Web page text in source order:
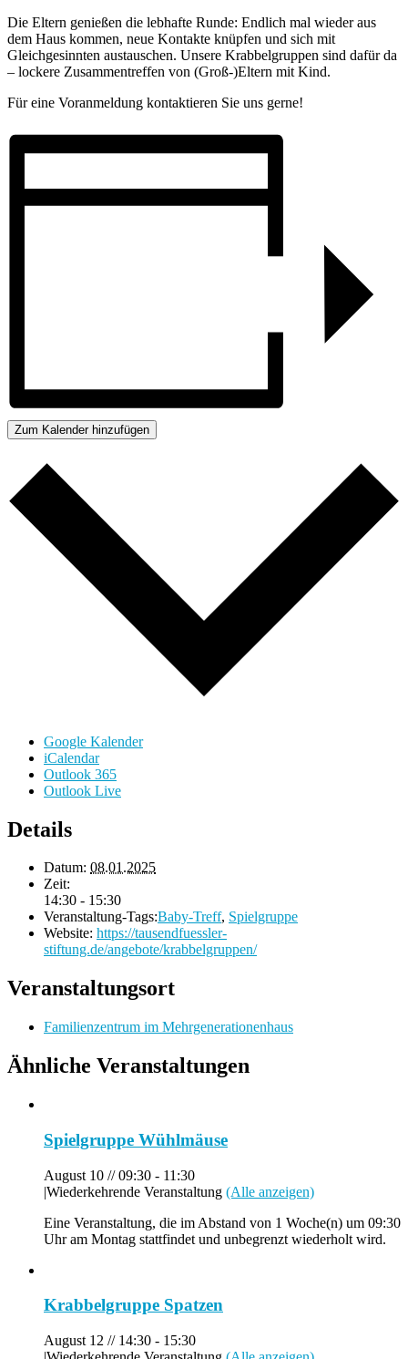
Die Eltern genießen die lebhafte Runde: Endlich mal wieder aus
dem Haus kommen, neue Kontakte knüpfen und sich mit
Gleichgesinnten austauschen. Unsere Krabbelgruppen sind dafür da
– lockere Zusammentreffen von (Groß-)Eltern mit Kind.
Für eine Voranmeldung kontaktieren Sie uns gerne!
Zum Kalender hinzufügen
Google Kalender
iCalendar
Outlook 365
Outlook Live
Details
Datum: 08.01.2025
Zeit:
14:30 - 15:30
Veranstaltung-Tags:Baby-Treff, Spielgruppe
Website: https://tausendfuessler-
stiftung.de/angebote/krabbelgruppen/
Veranstaltungsort
Familienzentrum im Mehrgenerationenhaus
Ähnliche Veranstaltungen
Spielgruppe Wühlmäuse
August 10 // 09:30 - 11:30
|Wiederkehrende Veranstaltung (Alle anzeigen)
Eine Veranstaltung, die im Abstand von 1 Woche(n) um 09:30
Uhr am Montag stattfindet und unbegrenzt wiederholt wird.
Krabbelgruppe Spatzen
August 12 // 14:30 - 15:30